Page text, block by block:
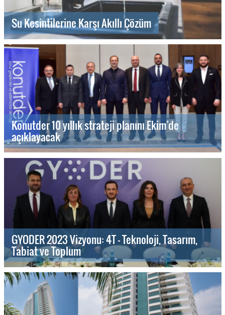
Su Kesintilerine Karşı Akıllı Çözüm
Konutder 10 yıllık strateji planını Ekim’de
açıklayacak
GYODER 2023 Vizyonu: 4T - Teknoloji, Tasarım,
Tabiat ve Toplum